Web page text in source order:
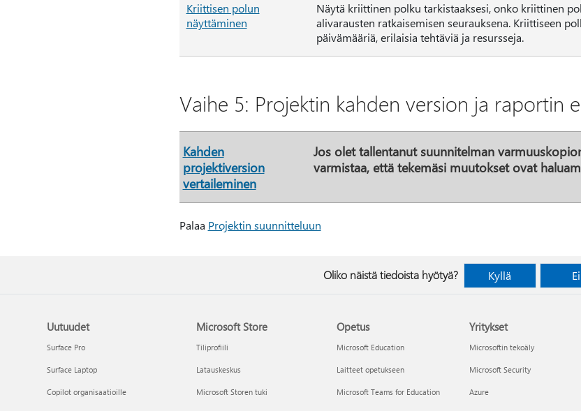
Kriittisen polun
näyttäminen
Näytä kriittinen polku tarkistaaksesi, onko kriittinen
alivarausten ratkaisemisen seurauksena. Kriittiseen
päivämääriä, erilaisia tehtäviä ja resursseja.
Vaihe 5: Projektin kahden version ja raportin
Kahden
projektiversion
vertaileminen
Jos olet tallentanut suunnitelman
varmistaa, että tekemäsi muutokset ovat
Palaa Projektin suunnitteluun
Oliko näistä tiedoista hyötyä? Kyllä Ei
Uutuudet
Surface Pro
Surface Laptop
Copilot organisaatioille
Microsoft Store
Tiliprofiili
Latauskeskus
Microsoft Storen tuki
Opetus
Microsoft Education
Laitteet opetukseen
Microsoft Teams for Education
Yritykset
Microsoftin tekoäly
Microsoft Security
Azure